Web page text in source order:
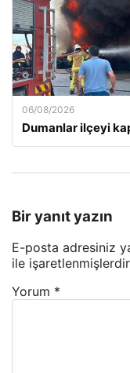
06/08/2026
Dumanlar ilçeyi
Bir yanıt yazın
E-posta adresiniz
ile işaretlenmişlerdir
Yorum *